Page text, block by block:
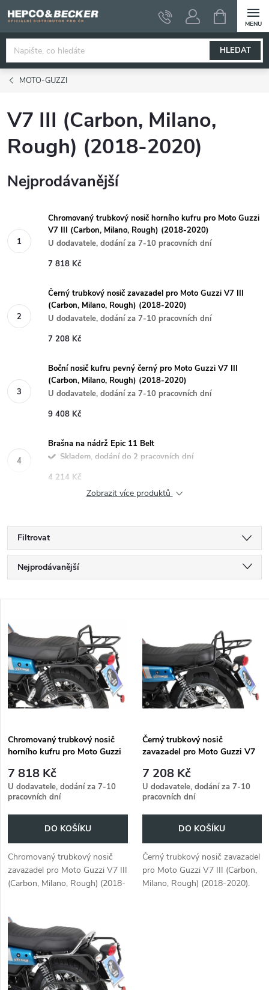
na
obsah
HLEDAT
NÁKUPNÍ
KOŠÍK
MOTO-GUZZI
V7 III (Carbon, Milano,
Rough) (2018-2020)
Nejprodávanější
Chromovaný trubkový nosič horního kufru pro Moto Guzzi
V7 III (Carbon, Milano, Rough) (2018-2020)
U dodavatele, dodání za 7-10 pracovních dní
7 818 Kč
Černý trubkový nosič zavazadel pro Moto Guzzi V7 III
(Carbon, Milano, Rough) (2018-2020)
U dodavatele, dodání za 7-10 pracovních dní
7 208 Kč
Boční nosič kufru pevný černý pro Moto Guzzi V7 III
(Carbon, Milano, Rough) (2018-2020)
U dodavatele, dodání za 7-10 pracovních dní
9 408 Kč
Brašna na nádrž Epic 11 Belt
Skladem, dodání do 2 pracovních dní
4 214 Kč
Zobrazit více produktů
Filtrovat
Ř
a
z
e
n
í
p
r
o
d
u
t
ů
Nejprodávanější
Abecedně
ý
p
i
s
p
r
o
d
u
k
t
ů
Chromovaný trubkový nosič
horního kufru pro Moto Guzzi
(2018-2020)
7 818 Kč
U dodavatele, dodání za 7-10
pracovních dní
DO KOŠÍKU
Chromovaný trubkový nosič
zavazadel pro Moto Guzzi V7 III
(Carbon, Milano, Rough) (2018-
Černý trubkový nosič
zavazadel pro Moto Guzzi V7
(2018-2020)
7 208 Kč
U dodavatele, dodání za 7-10
pracovních dní
DO KOŠÍKU
Černý trubkový nosič zavazadel
pro Moto Guzzi V7 III (Carbon,
Milano, Rough) (2018-2020).